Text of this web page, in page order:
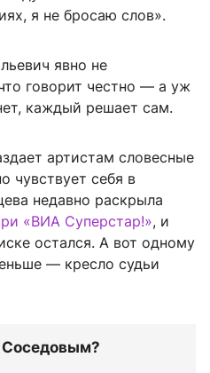
я не бросаю слов».
явно не
говорит честно — а уж
каждый решает сам.
артистам словесные
чувствует себя в
недавно раскрыла
«ВИА Суперстар!», и
остался. А вот одному
— кресло судьи
Соседовым?